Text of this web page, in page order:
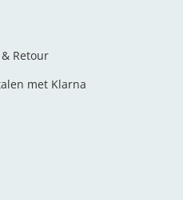
Retour
met Klarna